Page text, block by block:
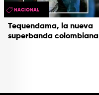
Tequendama, la nueva
superbanda colombiana
NACIONAL